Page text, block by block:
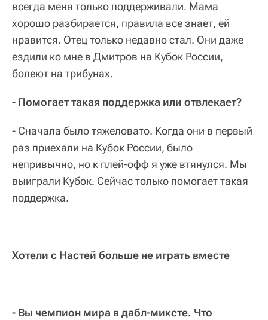
всегда меня только поддерживали. Мама
хорошо разбирается, правила все знает, ей
нравится. Отец только недавно стал. Они даже
ездили ко мне в Дмитров на Кубок России,
болеют на трибунах.
- Помогает такая поддержка или отвлекает?
- Сначала было тяжеловато. Когда они в первый
раз приехали на Кубок России, было
непривычно, но к плей-офф я уже втянулся. Мы
выиграли Кубок. Сейчас только помогает такая
поддержка.
Хотели с Настей больше не играть вместе
- Вы чемпион мира в дабл-миксте. Что